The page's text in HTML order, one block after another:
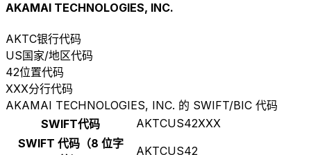
AKAMAI TECHNOLOGIES, INC.
AKTC银行代码
US国家/地区代码
42位置代码
XXX分行代码
AKAMAI TECHNOLOGIES, INC. 的 SWIFT/BIC 代码
SWIFT代码
AKTCUS42XXX
SWIFT 代码（8 位字
AKTCUS42